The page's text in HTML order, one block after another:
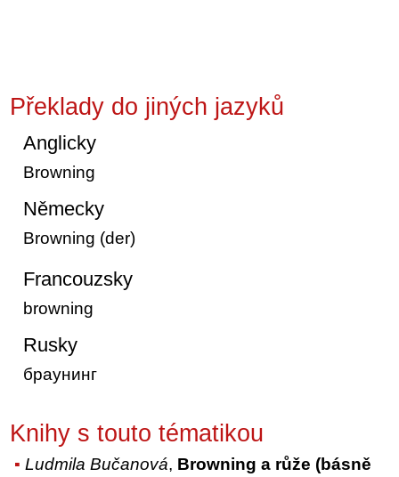
Překlady do jiných jazyků
Anglicky
Browning
Německy
Browning (der)
Francouzsky
browning
Rusky
браунинг
Knihy s touto tématikou
Ludmila Bučanová, Browning a růže (básně